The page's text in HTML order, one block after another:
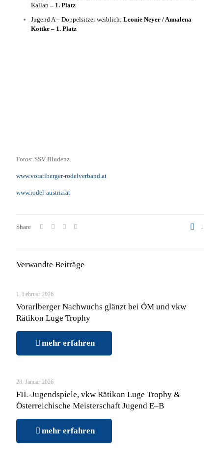
Kallan – 1. Platz
Jugend A – Doppelsitzer weiblich: Leonie Neyer / Annalena
Kottke – 1. Platz
Fotos: SSV Bludenz
www.vorarlberger-rodelverband.at
www.rodel-austria.at
Share 1
Verwandte Beiträge
1. Februar 2026
Vorarlberger Nachwuchs glänzt bei ÖM und vkw
Rätikon Luge Trophy
mehr erfahren
28. Januar 2026
FIL-Jugendspiele, vkw Rätikon Luge Trophy &
Österreichische Meisterschaft Jugend E–B
mehr erfahren